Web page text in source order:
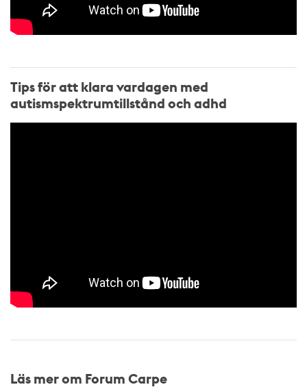
Tips för att klara vardagen med
autismspektrumtillstånd och adhd
Läs mer om Forum Carpe